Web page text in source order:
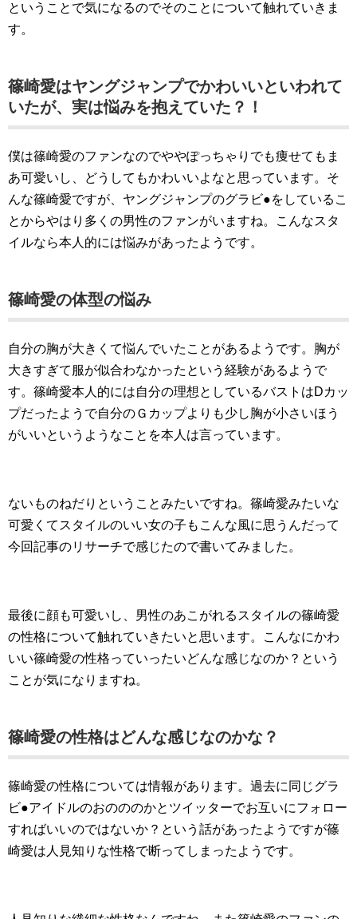
ということで気になるのでそのことについて触れていきま
す。
篠崎愛はヤングジャンプでかわいいといわれて
いたが、実は悩みを抱えていた？！
僕は篠崎愛のファンなのでややぽっちゃりでも痩せてもま
あ可愛いし、どうしてもかわいいよなと思っています。そ
んな篠崎愛ですが、ヤングジャンプのグラビ●をしているこ
とからやはり多くの男性のファンがいますね。こんなスタ
イルなら本人的には悩みがあったようです。
篠崎愛の体型の悩み
自分の胸が大きくて悩んでいたことがあるようです。胸が
大きすぎて服が似合わなかったという経験があるようで
す。篠崎愛本人的には自分の理想としているバストはDカッ
プだったようで自分のＧカップよりも少し胸が小さいほう
がいいというようなことを本人は言っています。
ないものねだりということみたいですね。篠崎愛みたいな
可愛くてスタイルのいい女の子もこんな風に思うんだって
今回記事のリサーチで感じたので書いてみました。
最後に顔も可愛いし、男性のあこがれるスタイルの篠崎愛
の性格について触れていきたいと思います。こんなにかわ
いい篠崎愛の性格っていったいどんな感じなのか？という
ことが気になりますね。
篠崎愛の性格はどんな感じなのかな？
篠崎愛の性格については情報があります。過去に同じグラ
ビ●アイドルのおのののかとツイッターでお互いにフォロー
すればいいのではないか？という話があったようですが篠
崎愛は人見知りな性格で断ってしまったようです。